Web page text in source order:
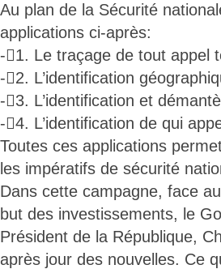
Au plan de la Sécurité
applications ci-après:
-1. Le traçage de tout appel
-2. L’identification
-3. L’identification et
-4. L’identification de qui
Toutes ces applications
les impératifs de sécurité
Dans cette campagne, face
but des investissements, le
Président de la République,
après jour des nouvelles. Ce